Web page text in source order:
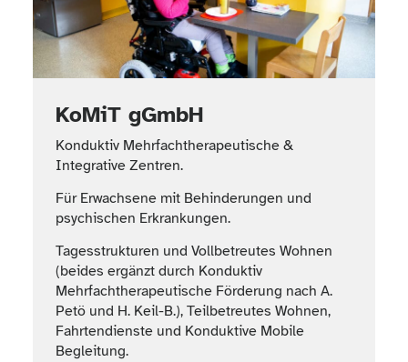
KoMiT gGmbH
Konduktiv Mehrfachtherapeutische &
Integrative Zentren.
Für Erwachsene mit Behinderungen und
psychischen Erkrankungen.
Tagesstrukturen und Vollbetreutes Wohnen
(beides ergänzt durch Konduktiv
Mehrfachtherapeutische Förderung nach A.
Petö und H. Keil-B.), Teilbetreutes Wohnen,
Fahrtendienste und Konduktive Mobile
Begleitung.